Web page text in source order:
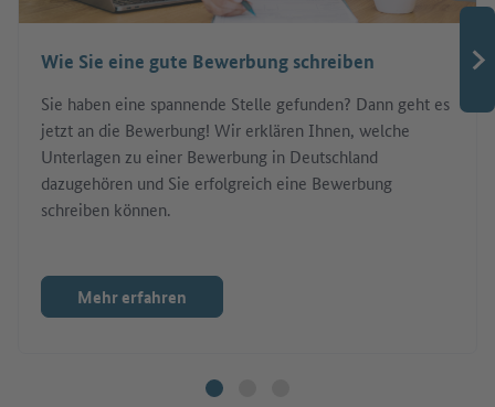
Wie Sie eine gute Bewerbung schreiben
Sie haben eine spannende Stelle gefunden? Dann geht es
jetzt an die Bewerbung! Wir erklären Ihnen, welche
Unterlagen zu einer Bewerbung in Deutschland
dazugehören und Sie erfolgreich eine Bewerbung
schreiben können.
Mehr erfahren